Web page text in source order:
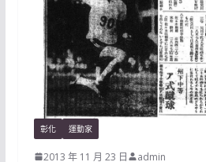
彰化 運動家
2013 年 11 月 23 日 admin